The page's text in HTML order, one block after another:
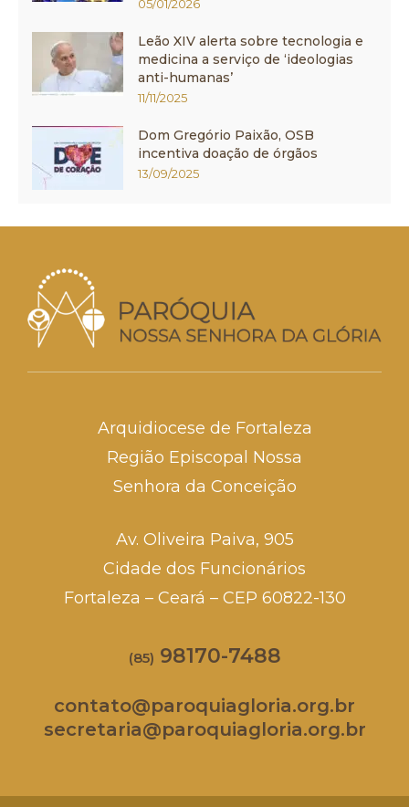
05/01/2026
Leão XIV alerta sobre tecnologia e
medicina a serviço de ‘ideologias
anti-humanas’
11/11/2025
Dom Gregório Paixão, OSB
incentiva doação de órgãos
13/09/2025
Arquidiocese de Fortaleza
Região Episcopal Nossa
Senhora da Conceição
Av. Oliveira Paiva, 905
Cidade dos Funcionários
Fortaleza – Ceará – CEP 60822-130
(85) 98170-7488
contato@paroquiagloria.org.br
secretaria@paroquiagloria.org.br